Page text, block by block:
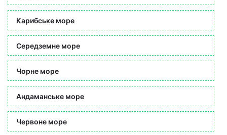
Карибське море
Середземне море
Чорне море
Андаманське море
Червоне море